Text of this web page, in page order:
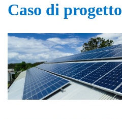
Caso di progetto